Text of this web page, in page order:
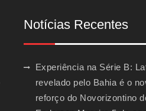
Notícias Recentes
Experiência na Série B:
revelado pelo Bahia é o
reforço do Novorizontino